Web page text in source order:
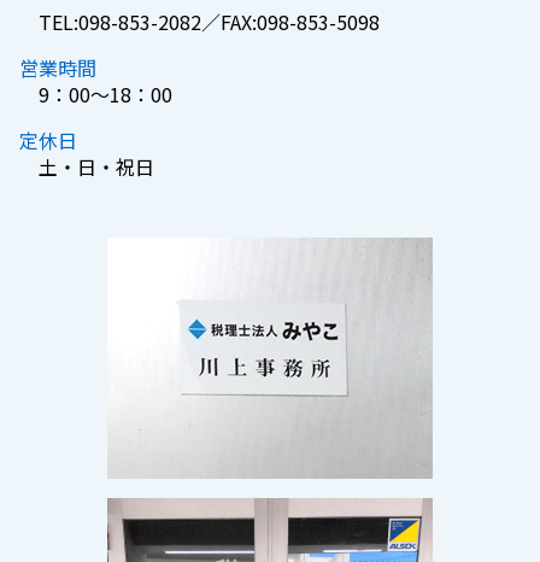
TEL:098-853-2082／FAX:098-853-5098
営業時間
9：00～18：00
定休日
土・日・祝日